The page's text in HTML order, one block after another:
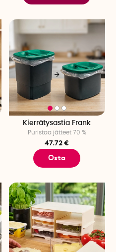
Kierrätysastia Frank
Puristaa jätteet 70 %
47.72 €
Osta